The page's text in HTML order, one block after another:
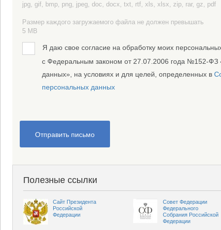
jpg, gif, bmp, png, jpeg, doc, docx, txt, rtf, xls, xlsx, zip, rar, gz, pdf
Размер каждого загружаемого файла не должен превышать
5 MB
Я даю свое согласие на обработку моих
с Федеральным законом от 27.07.2006 года №152-ФЗ
данных», на условиях и для целей, определенных в
персональных данных
Отправить письмо
Полезные ссылки
Сайт Президента
Российской
Федерации
Совет Федерации
Федерального
Собрания Российской
Федерации